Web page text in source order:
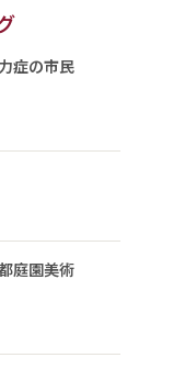
症の市民
庭園美術